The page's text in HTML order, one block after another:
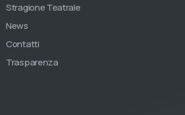
Stragione Teatrale
News
Contatti
Trasparenza